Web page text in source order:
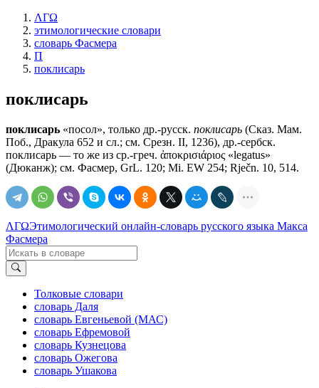
ΛΓΩ
этимологические словари
словарь Фасмера
П
поклисарь
поклисарь
поклисарь «посол», только др.-русск. поклисарь (Сказ. Мам.
Поб., Дракула 652 и сл.; см. Срезн. II, 1236), др.-сербск.
поклисарь — то же из ср.-греч. ἀποκρισιάριος «legatus»
(Дюканж); см. Фасмер, GrL. 120; Мi. ЕW 254; Rječn. 10, 514.
ΛΓΩЭтимологический онлайн-словарь русского языка Макса
Фасмера
Толковые словари
словарь Даля
словарь Евгеньевой (МАС)
словарь Ефремовой
словарь Кузнецова
словарь Ожегова
словарь Ушакова